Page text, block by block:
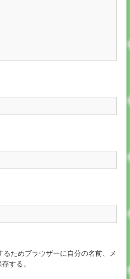
るためブラウザーに自分の名前、メ
する。